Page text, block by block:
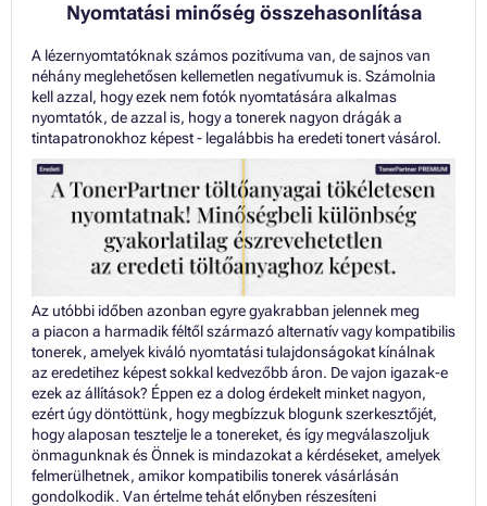
Nyomtatási minőség összehasonlítása
A lézernyomtatóknak számos pozitívuma van, de sajnos van
néhány meglehetősen kellemetlen negatívumuk is. Számolnia
kell azzal, hogy ezek nem fotók nyomtatására alkalmas
nyomtatók, de azzal is, hogy a tonerek nagyon drágák a
tintapatronokhoz képest - legalábbis ha eredeti tonert vásárol.
Az utóbbi időben azonban egyre gyakrabban jelennek meg
a piacon a harmadik féltől származó alternatív vagy kompatibilis
tonerek, amelyek kiváló nyomtatási tulajdonságokat kínálnak
az eredetihez képest sokkal kedvezőbb áron. De vajon igazak-e
ezek az állítások? Éppen ez a dolog érdekelt minket nagyon,
ezért úgy döntöttünk, hogy megbízzuk blogunk szerkesztőjét,
hogy alaposan tesztelje le a tonereket, és így megválaszoljuk
önmagunknak és Önnek is mindazokat a kérdéseket, amelyek
felmerülhetnek, amikor kompatibilis tonerek vásárlásán
gondolkodik. Van értelme tehát előnyben részesíteni